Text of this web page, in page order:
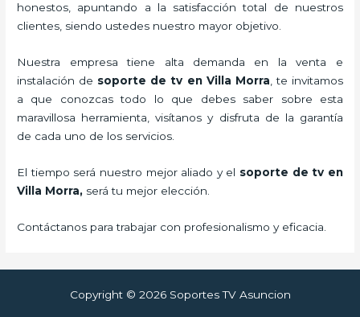
honestos, apuntando a la satisfacción total de nuestros
clientes, siendo ustedes nuestro mayor objetivo.
Nuestra empresa tiene alta demanda en la venta e
instalación de soporte de tv en Villa Morra , te invitamos
a que conozcas todo lo que debes saber sobre esta
maravillosa herramienta, visítanos y disfruta de la garantía
de cada uno de los servicios.
El tiempo será nuestro mejor aliado y el soporte de tv en
Villa Morra, será tu mejor elección.
Contáctanos para trabajar con profesionalismo y eficacia.
Copyright © 2026 Soportes TV Asuncion